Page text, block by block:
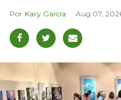
Kary García Aug 07,